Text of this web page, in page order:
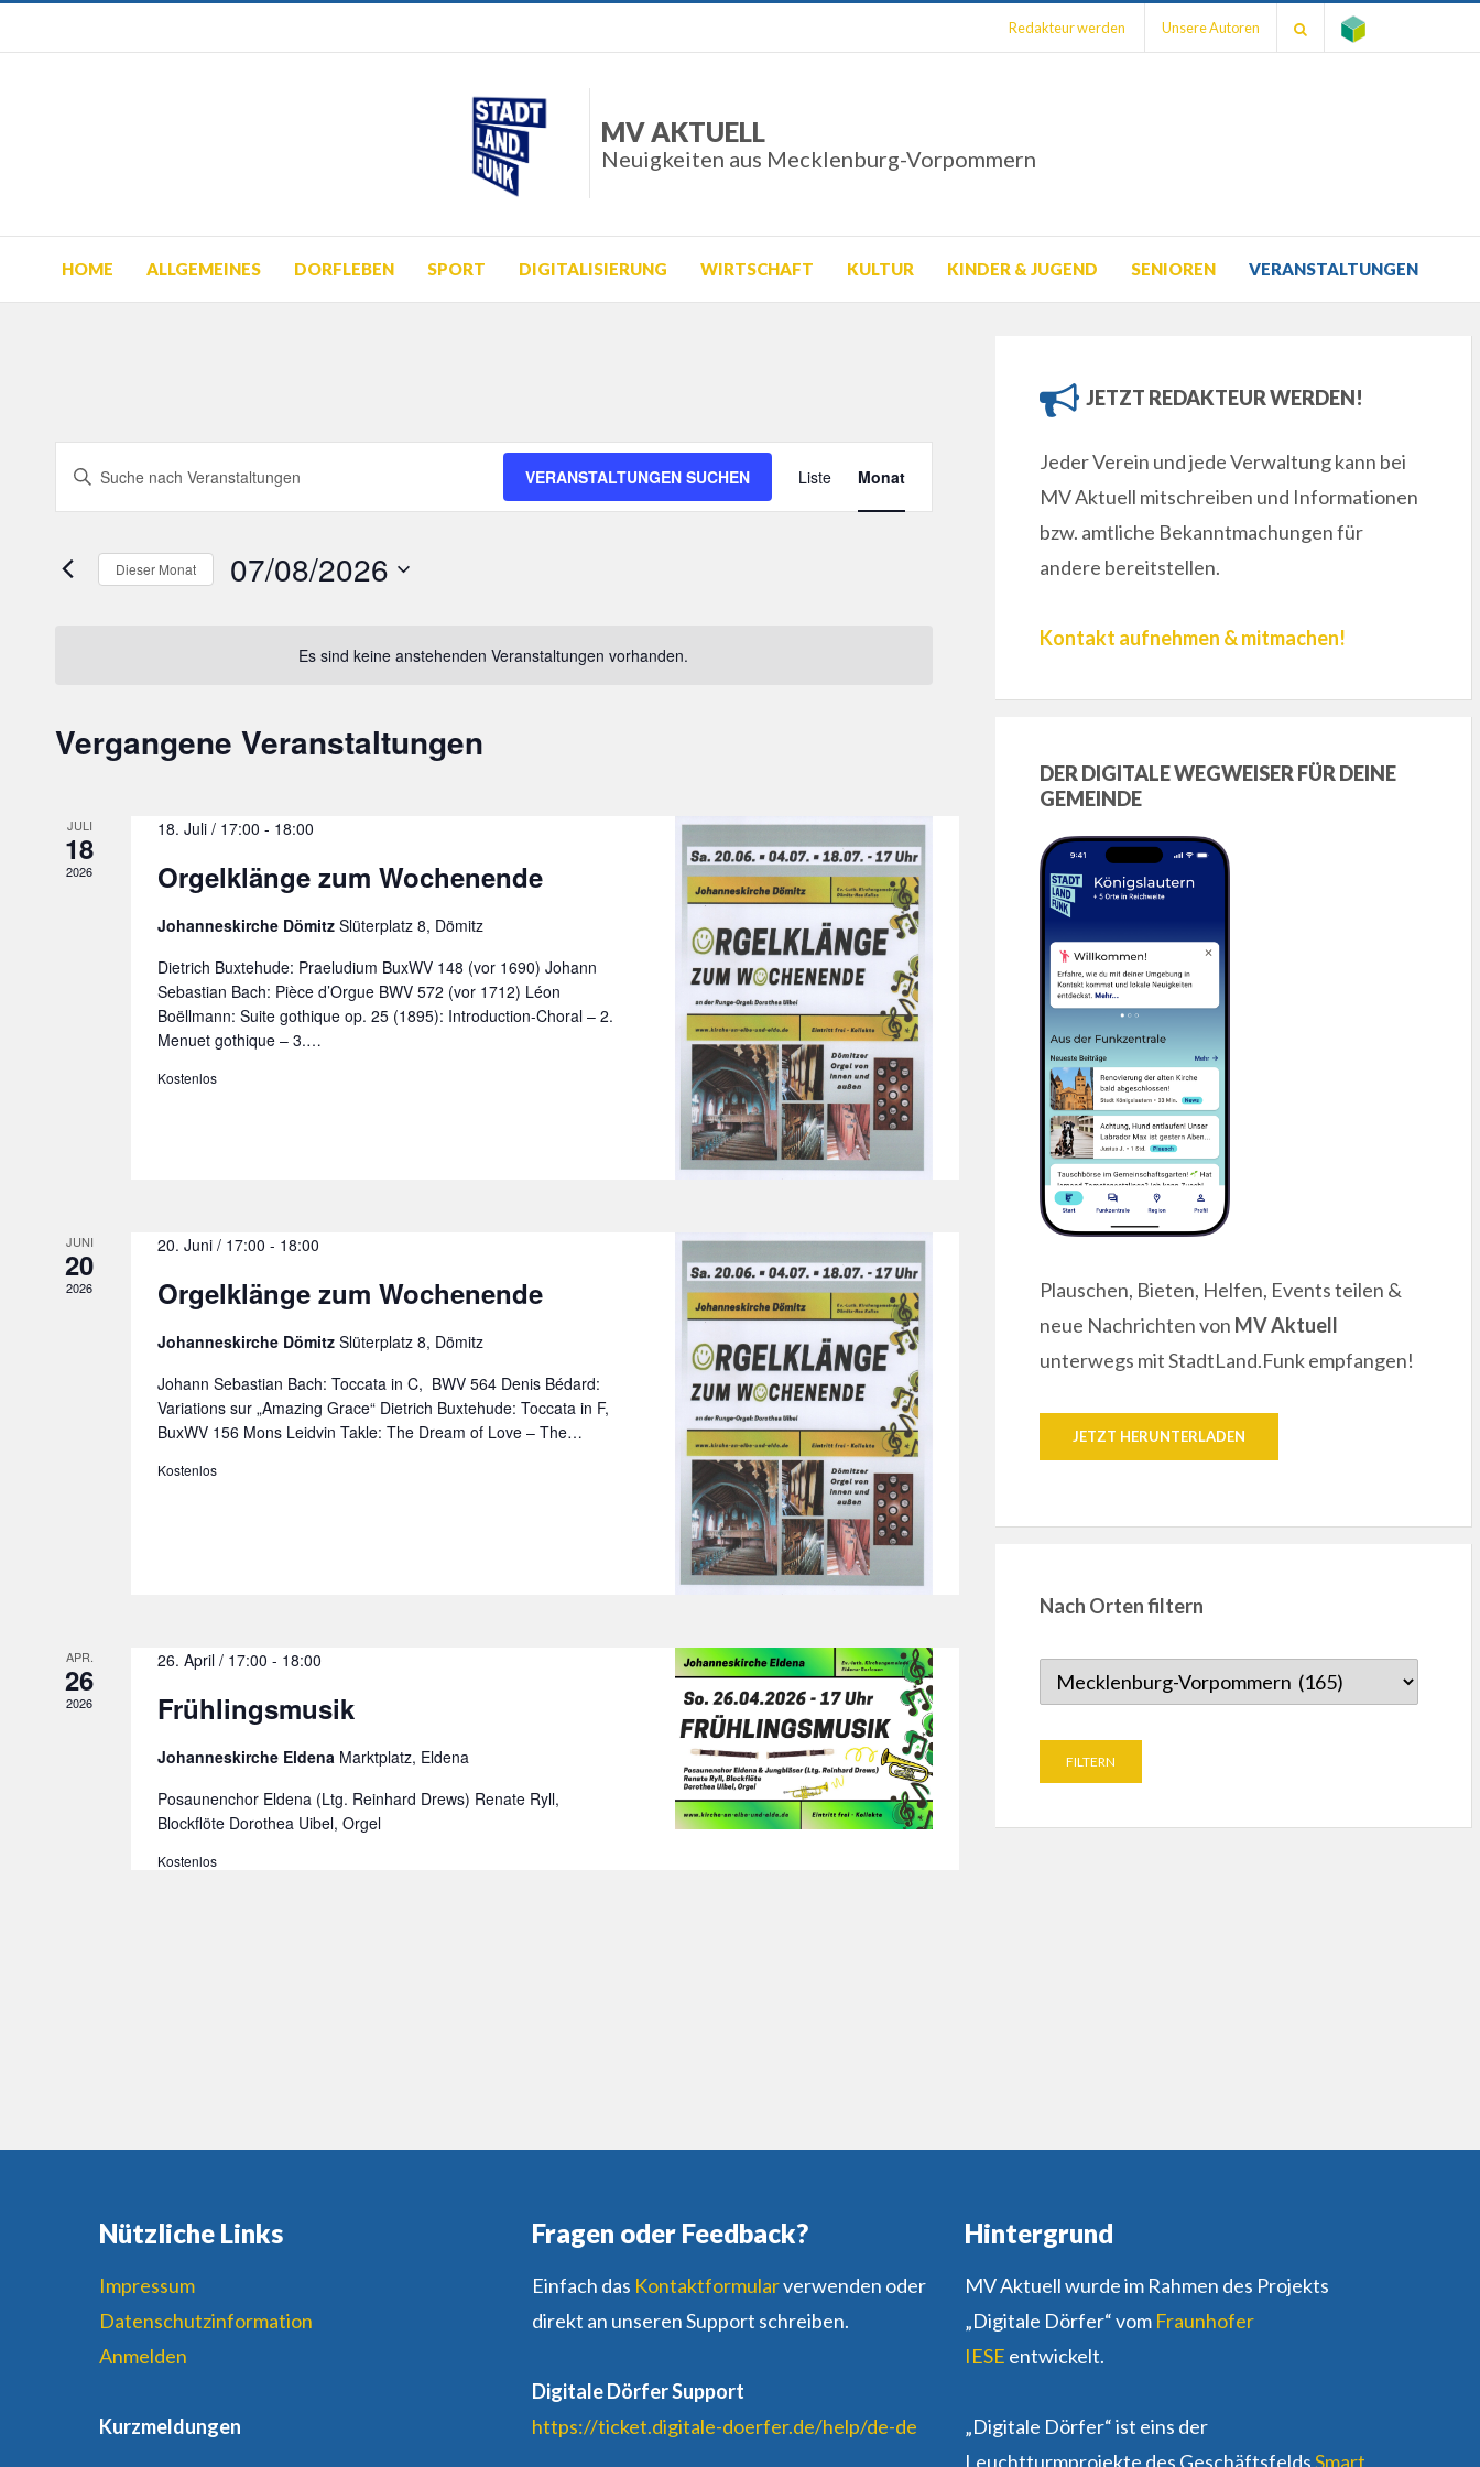
Redakteur werden Unsere Autoren
MV AKTUELL
Neuigkeiten aus Mecklenburg-Vorpommern
HOME ALLGEMEINES DORFLEBEN SPORT DIGITALISIERUNG WIRTSCHAFT KULTUR KINDER & JUGEND SENIOREN VERANSTALTUNGEN
Es sind keine anstehenden Veranstaltungen vorhanden.
Veranstaltungen
Suche
Ansichten,
Bitte
Schlüsselwort
Suche
VERANSTALTUNGEN SUCHEN
Ansichten-
Liste Monat
Dieser Monat 07/08/2026
Kalender
Veranstaltungen
Vergangene Veranstaltungen
JULI
18
2026
18. Juli / 17:00 - 18:00
Orgelklänge zum Wochenende
Johanneskirche DömitzSlüterplatz 8, Dömitz
Dietrich Buxtehude: Praeludium BuxWV 148 (vor 1690) Johann
Sebastian Bach: Pièce d’Orgue BWV 572 (vor 1712) Léon
Boëllmann: Suite gothique op. 25 (1895): Introduction-Choral – 2.
Menuet gothique – 3.…
Kostenlos
JUNI
20
2026
20. Juni / 17:00 - 18:00
Orgelklänge zum Wochenende
Johanneskirche DömitzSlüterplatz 8, Dömitz
Johann Sebastian Bach: Toccata in C, BWV 564 Denis Bédard:
Variations sur „Amazing Grace“ Dietrich Buxtehude: Toccata in F,
BuxWV 156 Mons Leidvin Takle: The Dream of Love – The…
Kostenlos
APR.
26
2026
26. April / 17:00 - 18:00
Frühlingsmusik
Johanneskirche Eldena Marktplatz, Eldena
Posaunenchor Eldena (Ltg. Reinhard Drews) Renate Ryll,
Blockflöte Dorothea Uibel, Orgel
Kostenlos
JETZT REDAKTEUR WERDEN!
Jeder Verein und jede Verwaltung kann bei
MV Aktuell mitschreiben und Informationen
bzw. amtliche Bekanntmachungen für
andere bereitstellen.
Kontakt aufnehmen & mitmachen!
DER DIGITALE WEGWEISER FÜR DEINE
GEMEINDE
Plauschen, Bieten, Helfen, Events teilen &
neue Nachrichten von MV Aktuell
unterwegs mit StadtLand.Funk empfangen!
JETZT HERUNTERLADEN
Nach Orten filtern
Nützliche Links
Impressum
Datenschutzinformation
Anmelden
Kurzmeldungen
Fragen oder Feedback?
Einfach das Kontaktformularverwenden oder
direkt an unseren Support schreiben.
Digitale Dörfer Support
https://ticket.digitale-doerfer.de/help/de-de
Hintergrund
MV Aktuell wurde im Rahmen des Projekts
„Digitale Dörfer“ vom Fraunhofer
IESE entwickelt.
„Digitale Dörfer“ ist eins der
Leuchtturmprojekte des Geschäftsfelds Smart